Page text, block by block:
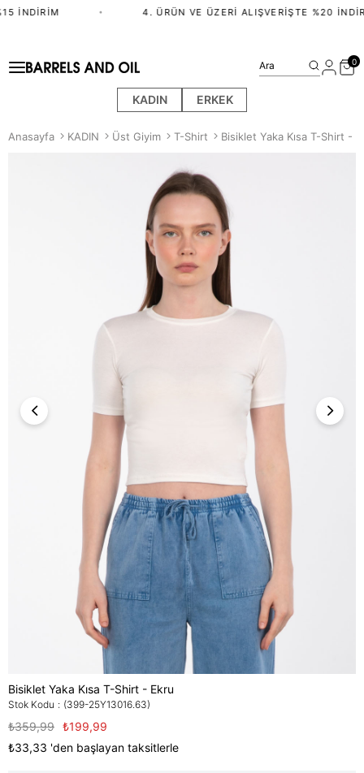
İNDIRIM 4. ÜRÜN VE ÜZERI ALIŞVERIŞTE %20
KADIN ERKEK
Ara 0
Anasayfa KADIN Üst Giyim T-Shirt Bisiklet Yaka Kısa T-Shirt -
Bisiklet Yaka Kısa T-Shirt - Ekru
Stok Kodu (399-25Y13016.63)
₺359,99 ₺199,99
₺33,33 'den başlayan taksitlerle